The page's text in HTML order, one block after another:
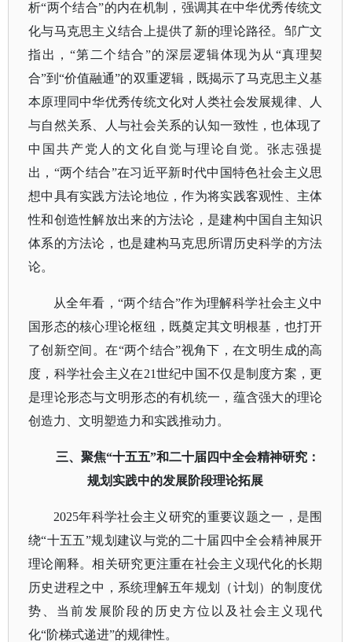
析“两个结合”的内在机制，强调其在中华优秀传统文
化与马克思主义结合上提供了新的理论路径。邹广文
指出，“第二个结合”的深层逻辑体现为从“真理契
合”到“价值融通”的双重逻辑，既揭示了马克思主义基
本原理同中华优秀传统文化对人类社会发展规律、人
与自然关系、人与社会关系的认知一致性，也体现了
中国共产党人的文化自觉与理论自觉。张志强提
出，“两个结合”在习近平新时代中国特色社会主义思
想中具有实践方法论地位，作为将实践客观性、主体
性和创造性解放出来的方法论，是建构中国自主知识
体系的方法论，也是建构马克思所谓历史科学的方法
论。
从全年看， “两个结合”作为理解科学社会主义中
国形态的核心理论枢纽，既奠定其文明根基，也打开
了创新空间。在“两个结合”视角下，在文明生成的高
度，科学社会主义在21世纪中国不仅是制度方案，更
是理论形态与文明形态的有机统一，蕴含强大的理论
创造力、文明塑造力和实践推动力。
三、聚焦“十五五”和二十届四中全会精神研究：
规划实践中的发展阶段理论拓展
2025年科学社会主义研究的重要议题之一，是围
绕“十五五”规划建议与党的二十届四中全会精神展开
理论阐释。相关研究更注重在社会主义现代化的长期
历史进程之中，系统理解五年规划（计划）的制度优
势、当前发展阶段的历史方位以及社会主义现代
化“阶梯式递进”的规律性。